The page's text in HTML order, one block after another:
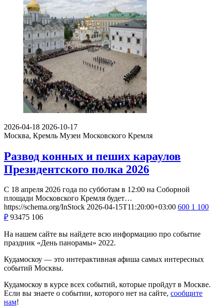
2026-04-18 2026-10-17
Москва, Кремль Музеи Московского Кремля
Развод конных и пеших караулов
Президентского полка 2026
С 18 апреля 2026 года по субботам в 12:00 на Соборной
площади Московского Кремля будет…
https://schema.org/InStock 2026-04-15T11:20:00+03:00 600 1 100
₽ 93475 106
На нашем сайте вы найдете всю информацию про событие
праздник «День панорамы» 2022.
Кудамоскоу — это интерактивная афиша самых интересных
событий Москвы.
Кудамоскоу в курсе всех событий, которые пройдут в Москве.
Если вы знаете о событии, которого нет на сайте, сообщите
нам!